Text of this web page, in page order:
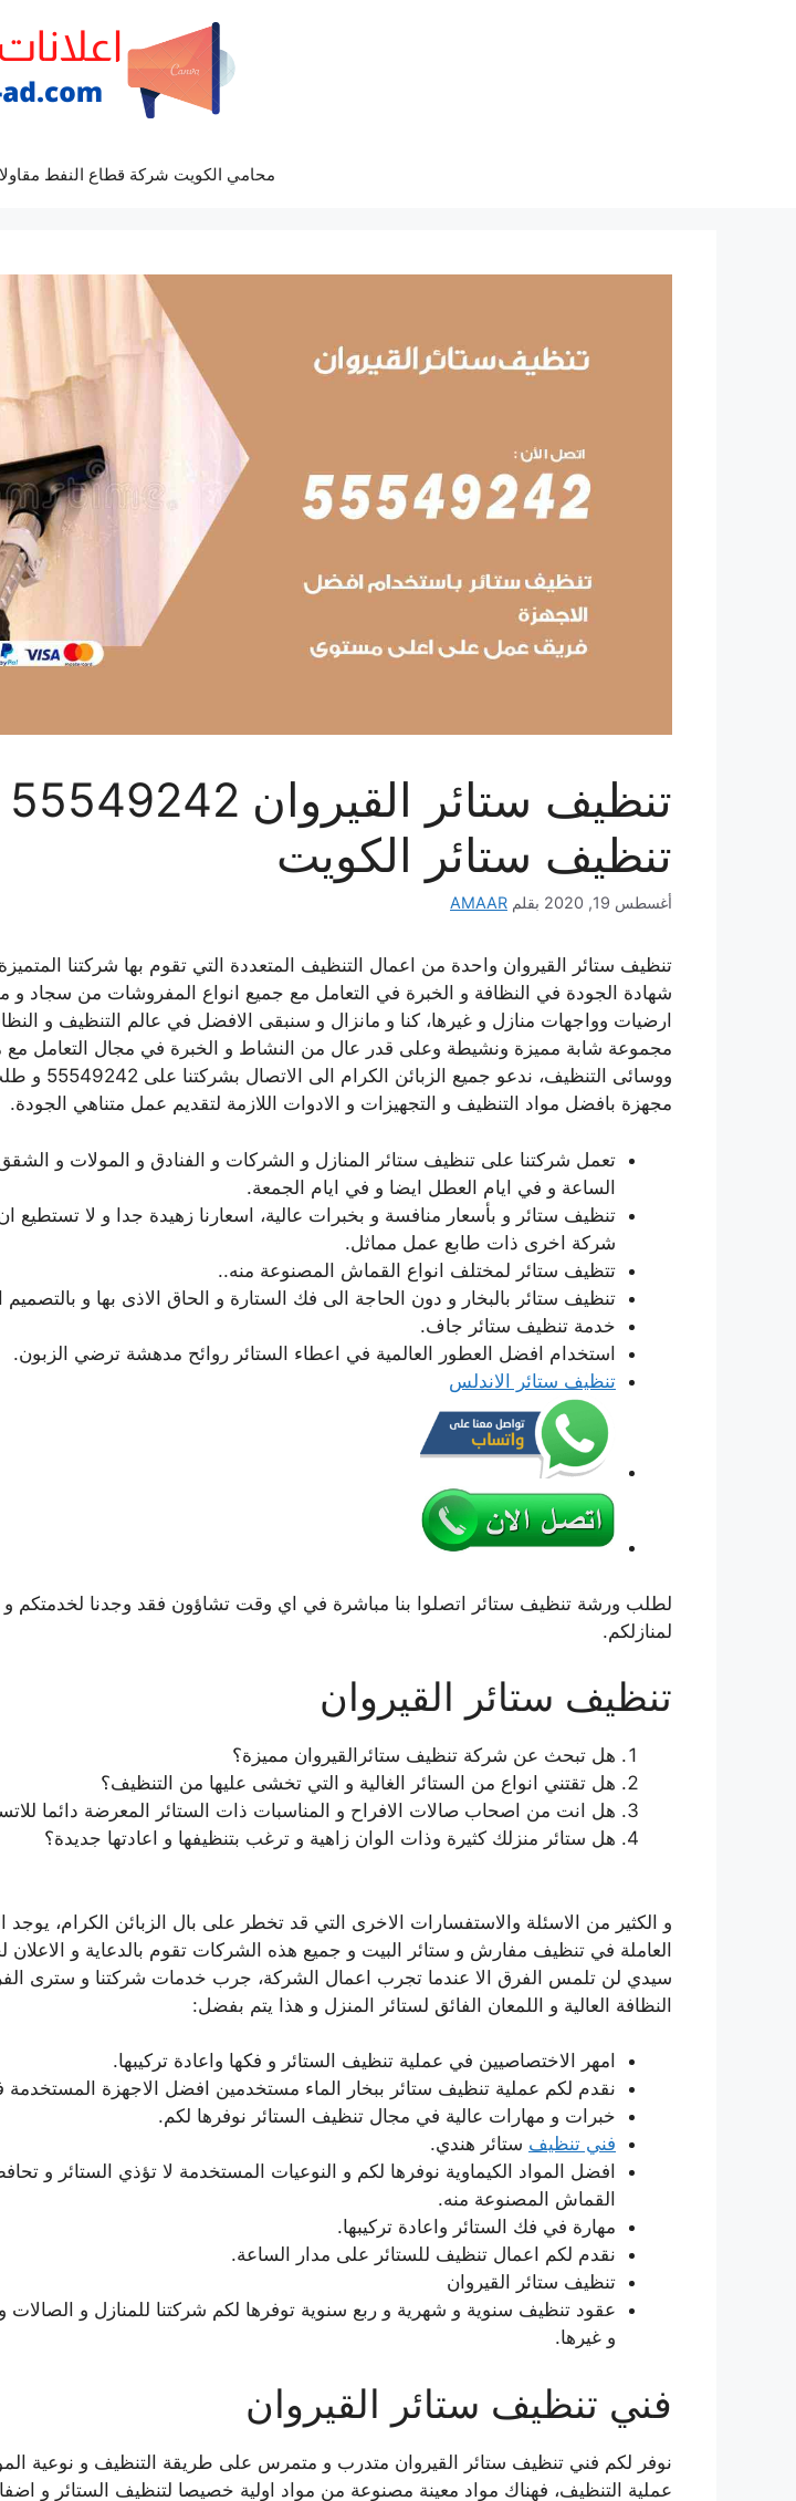
محامي الكويت شركة قطاع النفط
تنظيف ستائر الكويت
أغسطس 19, 2020 بقلم AMAAR
تنظيف ستائر القيروان واحدة من اعمال التنظيف المتعددة التي تقوم بها شركتنا
شهادة الجودة في النظافة و الخبرة في التعامل مع جميع انواع المفروشات من سجاد و
ارضيات وواجهات منازل و غيرها، كنا و مانزال و سنبقى الافضل في عالم التنظيف و
مجموعة شابة مميزة ونشيطة وعلى قدر عال من النشاط و الخبرة في مجال التعامل مع
ووسائى التنظيف،
مجهزة بافضل مواد التنظيف و التجهيزات و الادوات اللازمة لتقديم عمل متناهي الجودة.
تعمل شركتنا على تنظيف ستائر المنازل و الشركات و الفنادق و المولات و
الساعة و في ايام العطل ايضا و في ايام الجمعة.
تنظيف ستائر و بأسعار منافسة و بخبرات عالية، اسعارنا زهيدة جدا و لا تستطيع
شركة اخرى ذات طابع عمل مماثل.
تتظيف ستائر لمختلف انواع القماش المصنوعة منه..
تنظيف ستائر بالبخار و دون الحاجة الى فك الستارة و الحاق الاذى بها و
خدمة تنظيف ستائر جاف.
استخدام افضل العطور العالمية في اعطاء الستائر روائح مدهشة ترضي الزبون.
تنظيف ستائر الاندلس
لطلب ورشة تنظيف ستائر اتصلوا بنا مباشرة في اي وقت تشاؤون فقد وجدنا لخدمتكم
لمنازلكم.
تنظيف ستائر القيروان
هل تبحث عن شركة تنظيف ستائرالقيروان مميزة؟
هل تقتني انواع من الستائر الغالية و التي تخشى عليها من التنظيف؟
هل انت من اصحاب صالات الافراح و المناسبات ذات الستائر المعرضة دائما
هل ستائر منزلك كثيرة وذات الوان زاهية و ترغب بتنظيفها و اعادتها جديدة؟
و الكثير من الاسئلة والاستفسارات الاخرى التي قد تخطر على بال الزبائن الكرام،
العاملة في تنظيف مفارش و ستائر البيت و جميع هذه الشركات تقوم بالدعاية و الاعلان
سيدي لن تلمس الفرق الا عندما تجرب اعمال الشركة، جرب خدمات شركتنا و سترى
النظافة العالية و اللمعان الفائق لستائر المنزل و هذا يتم بفضل:
امهر الاختصاصيين في عملية تنظيف الستائر و فكها واعادة تركيبها.
نقدم لكم عملية تنظيف ستائر ببخار الماء مستخدمين افضل الاجهزة المستخدمة
خبرات و مهارات عالية في مجال تنظيف الستائر نوفرها لكم.
فني تنظيف ستائر هندي.
افضل المواد الكيماوية نوفرها لكم و النوعيات المستخدمة لا تؤذي الستائر و
القماش المصنوعة منه.
مهارة في فك الستائر واعادة تركيبها.
نقدم لكم اعمال تنظيف للستائر على مدار الساعة.
تنظيف ستائر القيروان
عقود تنظيف سنوية و شهرية و ربع سنوية توفرها لكم شركتنا للمنازل و الصالات
و غيرها.
فني تنظيف ستائر القيروان
نوفر لكم فني تنظيف ستائر القيروان متدرب و متمرس على طريقة التنظيف و نوعية
عملية التنظيف، فهناك مواد معينة مصنوعة من مواد اولية خصيصا لتنظيف الستائر و